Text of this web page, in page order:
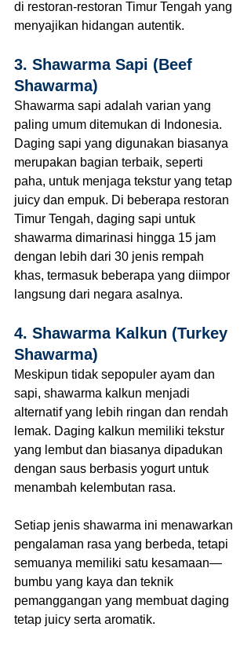
di restoran-restoran Timur Tengah yang
menyajikan hidangan autentik.
3. Shawarma Sapi (Beef
Shawarma)
Shawarma sapi adalah varian yang
paling umum ditemukan di Indonesia.
Daging sapi yang digunakan biasanya
merupakan bagian terbaik, seperti
paha, untuk menjaga tekstur yang tetap
juicy dan empuk. Di beberapa restoran
Timur Tengah, daging sapi untuk
shawarma dimarinasi hingga 15 jam
dengan lebih dari 30 jenis rempah
khas, termasuk beberapa yang diimpor
langsung dari negara asalnya.
4. Shawarma Kalkun (Turkey
Shawarma)
Meskipun tidak sepopuler ayam dan
sapi, shawarma kalkun menjadi
alternatif yang lebih ringan dan rendah
lemak. Daging kalkun memiliki tekstur
yang lembut dan biasanya dipadukan
dengan saus berbasis yogurt untuk
menambah kelembutan rasa.
Setiap jenis shawarma ini menawarkan
pengalaman rasa yang berbeda, tetapi
semuanya memiliki satu kesamaan—
bumbu yang kaya dan teknik
pemanggangan yang membuat daging
tetap juicy serta aromatik.